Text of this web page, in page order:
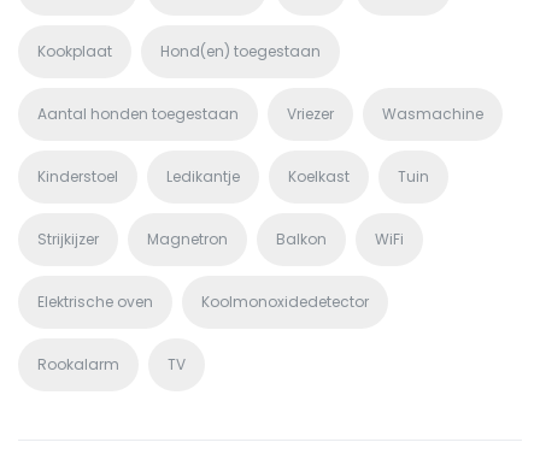
Kookplaat Hond(en) toegestaan
Aantal honden toegestaan Vriezer Wasmachine
Kinderstoel Ledikantje Koelkast Tuin
Strijkijzer Magnetron Balkon WiFi
Elektrische oven Koolmonoxidedetector
Rookalarm TV